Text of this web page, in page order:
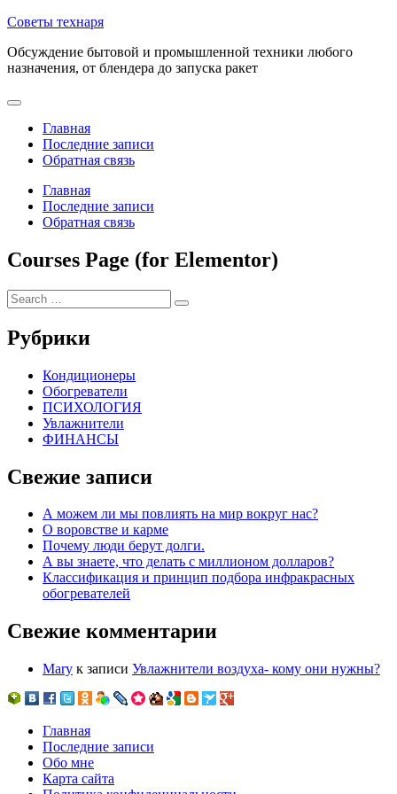
Советы технаря
Обсуждение бытовой и промышленной техники любого
назначения, от блендера до запуска ракет
Главная
Последние записи
Обратная связь
Главная
Последние записи
Обратная связь
Courses Page (for Elementor)
Рубрики
Кондиционеры
Обогреватели
ПСИХОЛОГИЯ
Увлажнители
ФИНАНСЫ
Свежие записи
А можем ли мы повлиять на мир вокруг нас?
О воровстве и карме
Почему люди берут долги.
А вы знаете, что делать с миллионом долларов?
Классификация и принцип подбора инфракрасных
обогревателей
Свежие комментарии
Mary к записи Увлажнители воздуха- кому они нужны?
Главная
Последние записи
Обо мне
Карта сайта